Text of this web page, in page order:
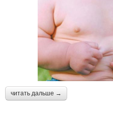
читать дальше →